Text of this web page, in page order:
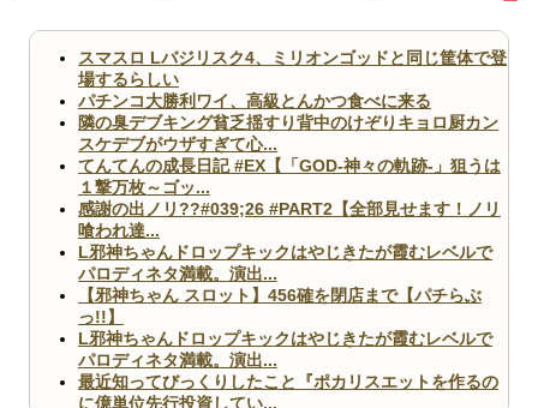
スマスロ Lバジリスク4、ミリオンゴッドと同じ筐体で登
場するらしい
パチンコ大勝利ワイ、高級とんかつ食べに来る
隣の臭デブキング貧乏揺すり背中のけぞりキョロ厨カン
スケデブがウザすぎて心...
てんてんの成長日記 #EX【「GOD-神々の軌跡-」狙うは
１撃万枚～ゴッ...
感謝の出ノリ??#039;26 #PART2【全部見せます！ノリ
喰われ達...
L邪神ちゃんドロップキックはやじきたが霞むレベルで
パロディネタ満載。演出...
【邪神ちゃん スロット】456確を閉店まで【パチらぶ
っ!!】
L邪神ちゃんドロップキックはやじきたが霞むレベルで
パロディネタ満載。演出...
最近知ってびっくりしたこと『ポカリスエットを作るの
に億単位先行投資してい...